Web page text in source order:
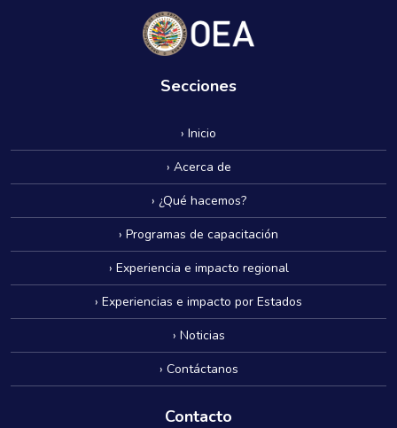
Secciones
› Inicio
› Acerca de
› ¿Qué hacemos?
› Programas de capacitación
› Experiencia e impacto regional
› Experiencias e impacto por Estados
› Noticias
› Contáctanos
Contacto